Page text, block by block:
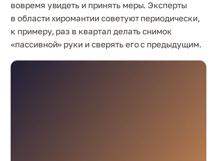
вовремя увидеть и принять меры. Эксперты
в области хиромантии советуют периодически,
к примеру, раз в квартал делать снимок
«пассивной» руки и сверять его с предыдущим.